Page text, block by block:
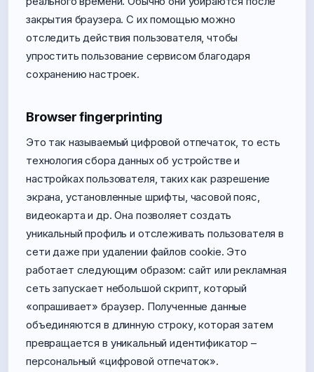
закрытия браузера. С их помощью можно
отследить действия пользователя, чтобы
упростить пользование сервисом благодаря
сохранению настроек.
Browser fingerprinting
Это так называемый цифровой отпечаток, то есть
технология сбора данных об устройстве и
настройках пользователя, таких как разрешение
экрана, установленные шрифты, часовой пояс,
видеокарта и др. Она позволяет создать
уникальный профиль и отслеживать пользователя в
сети даже при удалении файлов cookie. Это
работает следующим образом: сайт или рекламная
сеть запускает небольшой скрипт, который
«опрашивает» браузер. Полученные данные
объединяются в длинную строку, которая затем
превращается в уникальный идентификатор –
персональный «цифровой отпечаток».